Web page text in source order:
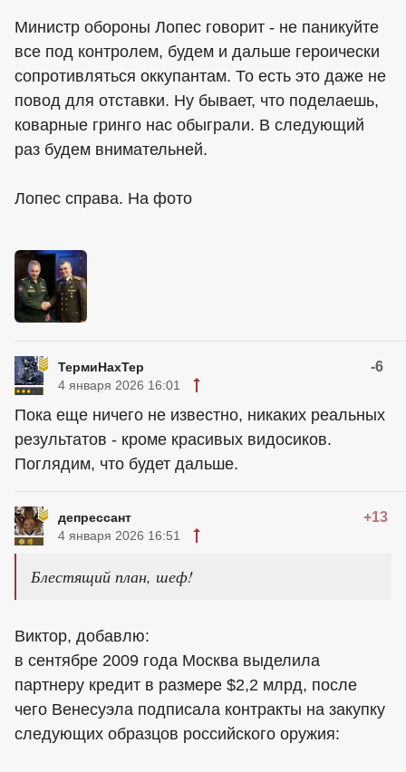
Министр обороны Лопес говорит - не паникуйте
все под контролем, будем и дальше героически
сопротивляться оккупантам. То есть это даже не
повод для отставки. Ну бывает, что поделаешь,
коварные гринго нас обыграли. В следующий
раз будем внимательней.
Лопес справа. На фото
ТермиНахТер -6
4 января 2026 16:01
Пока еще ничего не известно, никаких реальных
результатов - кроме красивых видосиков.
Поглядим, что будет дальше.
депрессант +13
4 января 2026 16:51
Блестящий план, шеф!
Виктор, добавлю:
в сентябре 2009 года Москва выделила
партнеру кредит в размере $2,2 млрд, после
чего Венесуэла подписала контракты на закупку
следующих образцов российского оружия: